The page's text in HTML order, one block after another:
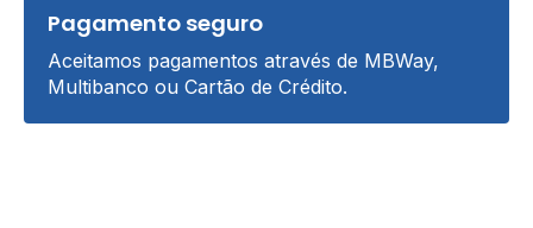
Pagamento seguro
Aceitamos pagamentos através de MBWay,
Multibanco ou Cartão de Crédito.